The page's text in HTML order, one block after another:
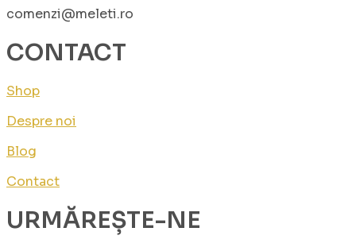
comenzi@meleti.ro
CONTACT
Shop
Despre noi
Blog
Contact
URMĂREȘTE-NE